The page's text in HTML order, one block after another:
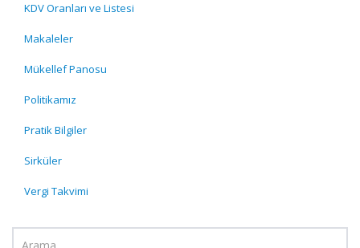
KDV Oranları ve Listesi
Makaleler
Mükellef Panosu
Politikamız
Pratik Bilgiler
Sirküler
Vergi Takvimi